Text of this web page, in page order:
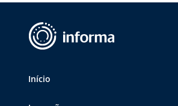
Início